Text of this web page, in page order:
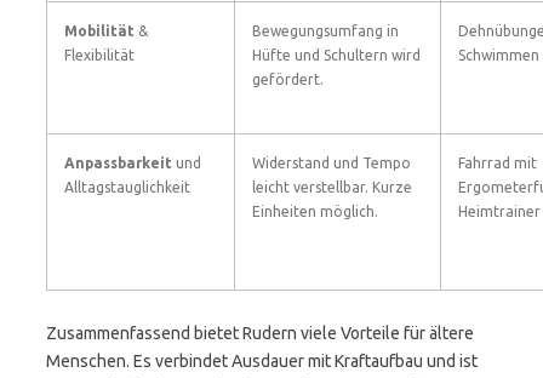
Mobilität &
Flexibilität
Bewegungsumfang in
Hüfte und Schultern wird
gefördert.
Schwimmen
Anpassbarkeit und
Alltagstauglichkeit
Widerstand und Tempo
leicht verstellbar. Kurze
Einheiten möglich.
Fahrrad mit
Heimtrainer
Zusammenfassend bietet Rudern viele Vorteile für ältere
Menschen. Es verbindet Ausdauer mit Kraftaufbau und ist